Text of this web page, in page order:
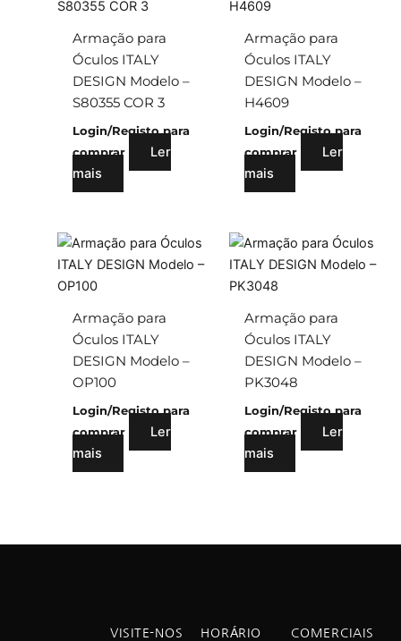
Armação para
Óculos ITALY
DESIGN Modelo –
S80355 COR 3
Login/Registo para
comprar
Ler
mais
Armação para
Óculos ITALY
DESIGN Modelo –
H4609
Login/Registo para
comprar
Ler
mais
Armação para
Óculos ITALY
DESIGN Modelo –
OP100
Login/Registo para
comprar
Ler
mais
Armação para
Óculos ITALY
DESIGN Modelo –
PK3048
Login/Registo para
comprar
Ler
mais
VISITE-NOS HORÁRIO COMERCIAIS